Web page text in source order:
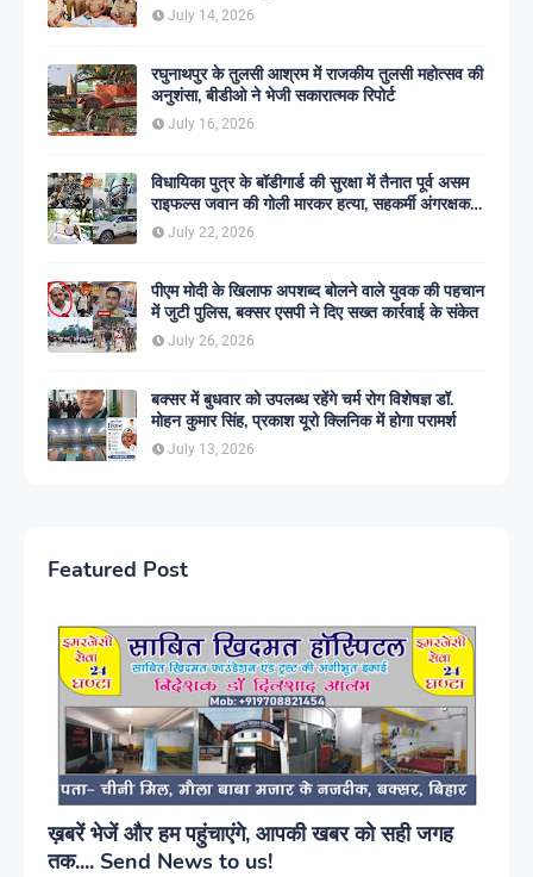
July 14, 2026
रघुनाथपुर के तुलसी आश्रम में राजकीय तुलसी महोत्सव की
अनुशंसा, बीडीओ ने भेजी सकारात्मक रिपोर्ट
July 16, 2026
विधायिका पुत्र के बॉडीगार्ड की सुरक्षा में तैनात पूर्व असम
राइफल्स जवान की गोली मारकर हत्या, सहकर्मी अंगरक्षक
गिरफ्तार
July 22, 2026
पीएम मोदी के खिलाफ अपशब्द बोलने वाले युवक की पहचान
में जुटी पुलिस, बक्सर एसपी ने दिए सख्त कार्रवाई के संकेत
July 26, 2026
बक्सर में बुधवार को उपलब्ध रहेंगे चर्म रोग विशेषज्ञ डॉ.
मोहन कुमार सिंह, प्रकाश यूरो क्लिनिक में होगा परामर्श
July 13, 2026
Featured Post
ख़बरें भेजें और हम पहुंचाएंगे, आपकी खबर को सही जगह
तक.... Send News to us!